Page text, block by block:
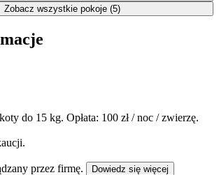
Zobacz wszystkie pokoje (5)
do 15 kg. Opłata: 100 zł / noc / zwierzę.
przez firmę.
Dowiedz się więcej